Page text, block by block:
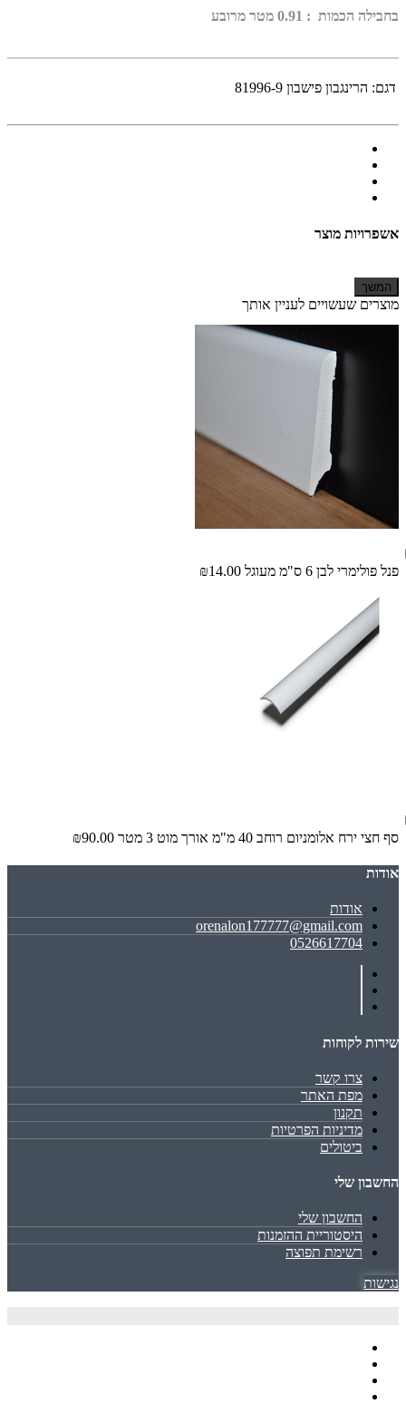
בחבילה הכמות : 0.91 מטר מרובע
דגם: הרינגבון פישבון 81996-9
אשפרויות מוצר
המשך
מוצרים שעשויים לעניין אותך
פנל פולימרי לבן 6 ס"מ מעוגל ₪14.00
סף חצי ירח אלומניום רוחב 40 מ"מ אורך מוט 3 מטר ₪90.00
אודות
אודות
orenalon177777@gmail.com
0526617704
שירות לקוחות
צרו קשר
מפת האתר
תקנון
מדיניות הפרטיות
ביטולים
החשבון שלי
החשבון שלי
היסטוריית ההזמנות
רשימת תפוצה
נגישות